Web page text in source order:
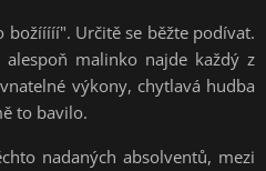
božííííí". Určitě se běžte podívat.
malinko najde každý z
výkony, chytlavá hudba
to bavilo.
nadaných absolventů, mezi